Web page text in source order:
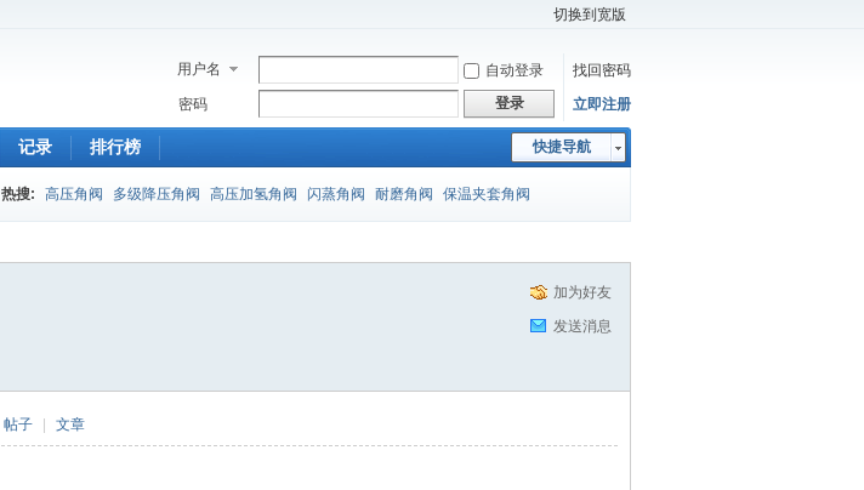
切换到宽版
用户名 自动登录
找回密码
密码
登录 立即注册
快捷导航
记录 排行榜
热搜: 高压角阀 多级降压角阀 高压加氢角阀 闪蒸角阀 耐磨角阀 保温夹套角阀
加为好友
发送消息
帖子 文章